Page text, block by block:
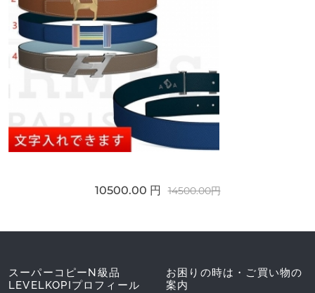
10500.00 円 14500.00円
スーパーコピーN級品
LEVELKOPIプロフィール
お困りの時は・ご買い物の
案内